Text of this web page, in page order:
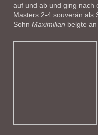
auf und ab und ging nach
Masters 2-4 souverän als
SohnMaximilian belgte